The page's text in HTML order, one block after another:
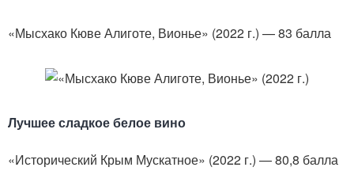
«Мысхако Кюве Алиготе, Вионье» (2022 г.) — 83 балла
Лучшее сладкое белое вино
«Исторический Крым Мускатное» (2022 г.) — 80,8 балла